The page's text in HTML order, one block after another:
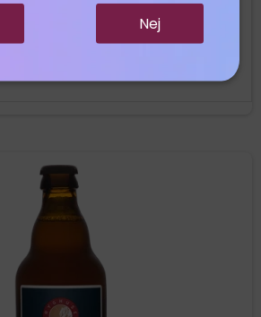
Nej